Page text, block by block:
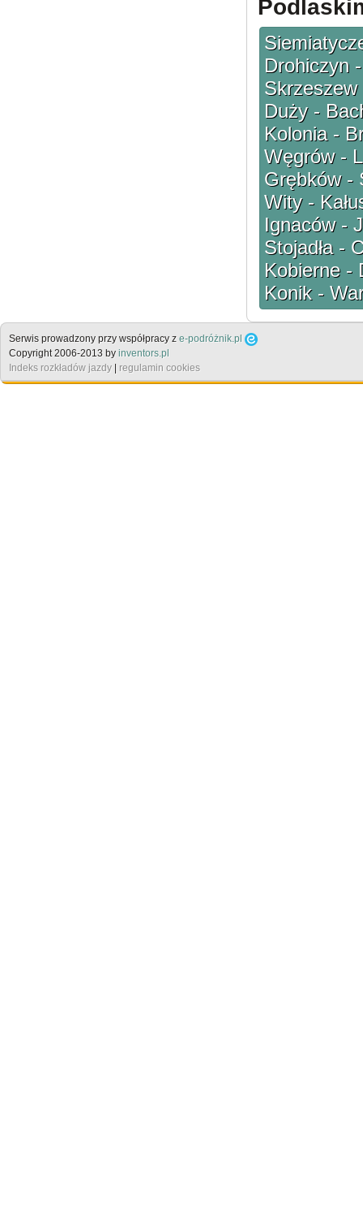
Drohiczyn
Skrzeszew
Duży -
Kolonia -
Węgrów -
Grębków -
Wity -
Ignaców -
Stojadła -
Kobierne -
Konik -
Serwis prowadzony przy współpracy z e-podróżnik.pl
Copyright 2006-2013 by inventors.pl
Indeks rozkładów jazdy | regulamin cookies